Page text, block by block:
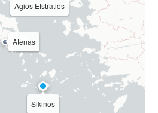
Agios Efstratios
Sikinos
Atenas